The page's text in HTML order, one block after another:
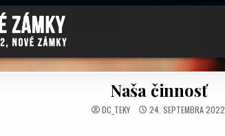
Naša činnosť
DC_TEKY 24. SEPTEMBRA 2022